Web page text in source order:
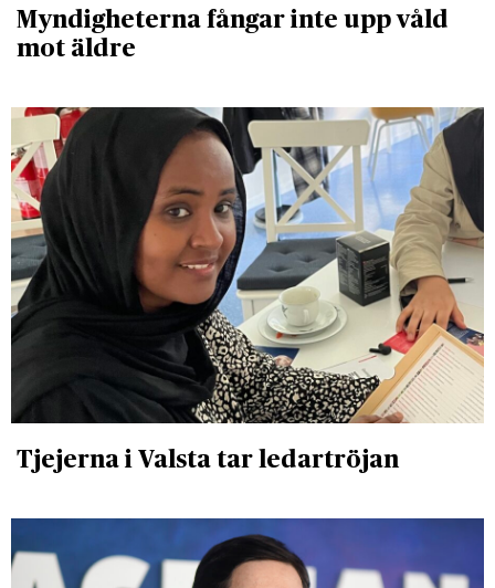
Myndigheterna fångar inte upp våld
mot äldre
Tjejerna i Valsta tar ledartröjan